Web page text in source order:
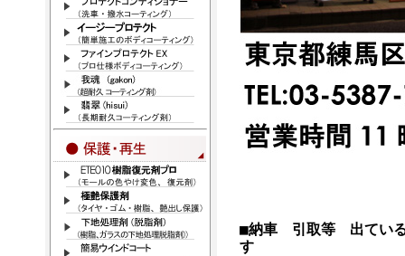
■納車 引取等 出ている
す